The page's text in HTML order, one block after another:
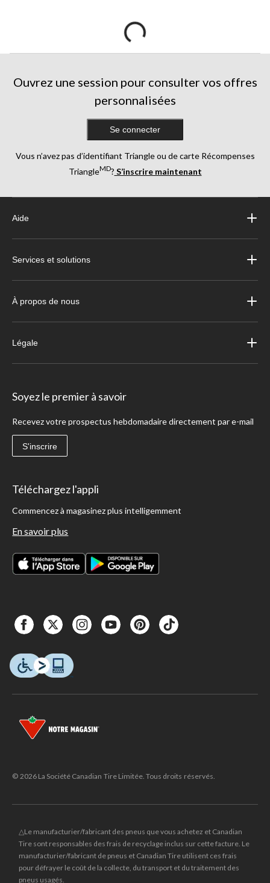
Ouvrez une session pour consulter vos offres
personnalisées
Se connecter
Vous n’avez pas d’identifiant Triangle ou de carte Récompenses
TriangleMD? S’inscrire maintenant
Aide
Services et solutions
À propos de nous
Légale
Soyez le premier à savoir
Recevez votre prospectus hebdomadaire directement par e-mail
S'inscrire
Téléchargez l'appli
Commencez à magasinez plus intelligemment
En savoir plus
© 2026 La Société Canadian Tire Limitée. Tous droits réservés.
△Le manufacturier/fabricant des pneus que vous achetez et Canadian
Tire sont responsables des frais de recyclage inclus sur cette facture. Le
manufacturier/fabricant de pneus et Canadian Tire utilisent ces frais
pour défrayer le coût de la collecte, du transport et du traitement des
pneus usagés.